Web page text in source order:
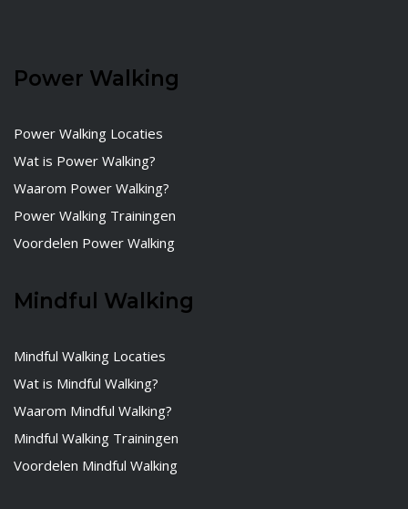
Power Walking
Power Walking Locaties
Wat is Power Walking?
Waarom Power Walking?
Power Walking Trainingen
Voordelen Power Walking
Mindful Walking
Mindful Walking Locaties
Wat is Mindful Walking?
Waarom Mindful Walking?
Mindful Walking Trainingen
Voordelen Mindful Walking